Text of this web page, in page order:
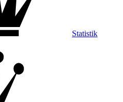
Statistik